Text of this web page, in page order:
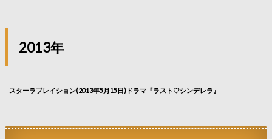
2013年
スターラブレイション(2013年5月15日)ドラマ『ラスト♡シンデレラ』